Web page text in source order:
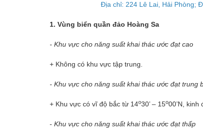
Địa chỉ: 224 Lê Lai, Hải Phòng;
1. Vùng biển quần đảo Hoàng Sa
- Khu vực cho năng suất khai thác ước đạt cao
+ Không có khu vực tập trung.
- Khu vực cho năng suất khai thác ước đạt trung
+ Khu vực có vĩ độ bắc từ 14o30’ – 15o00’N, kinh
- Khu vực cho năng suất khai thác ước đạt thấp